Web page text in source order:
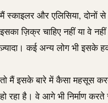
मैं स्काइलर और एलिसिया, दोनों
इसका ज़िक्र चाहिए नहीं या वे
ज़्यादा। कई अन्य लोग भी इसके
तो मैं इसके बारे में कैसा महसूस
हो रहा है। वे आगे भी निर्माण